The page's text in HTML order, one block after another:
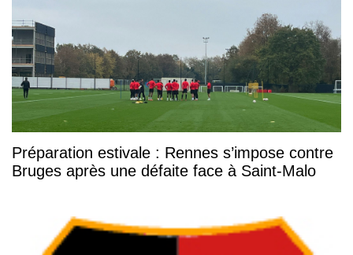
Préparation estivale : Rennes s’impose contre
Bruges après une défaite face à Saint-Malo